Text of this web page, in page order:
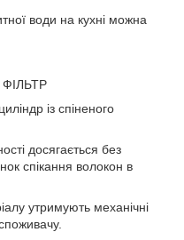
води на кухні можна
із спіненого
досягається без
спікання волокон в
утримують механічні